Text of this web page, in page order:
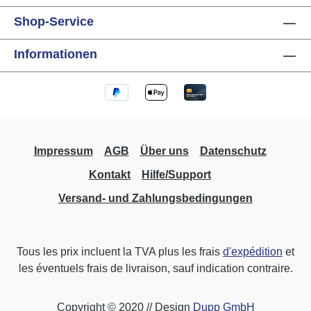
Alimentation intégrée : 230V ±15%, 0.4W,
Dimensions : 38mm x 92mm x 66mm (L x P x
de protection : IP20
Shop-Service
Informationen
Impressum AGB Über uns
Datenschutz
Kontakt
Hilfe/Support
Versand- und Zahlungsbedingungen
Tous les prix incluent la TVA plus les frais d'expédition et
les éventuels frais de livraison, sauf indication contraire.
Copyright © 2020 // Design Dupp GmbH